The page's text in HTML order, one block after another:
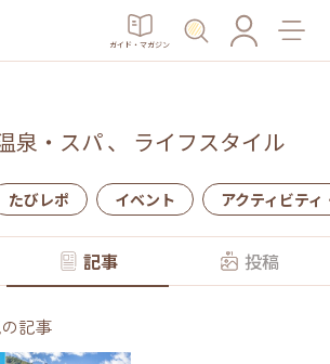
ガイド・マガジン
泉・スパ、 ライフスタイル
たびレポ イベント アクティビティ
記事 投稿
記事